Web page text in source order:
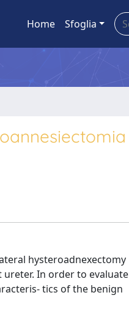
Home Sfoglia
hysteroadnexectomy
In order to evaluate
tics of the benign